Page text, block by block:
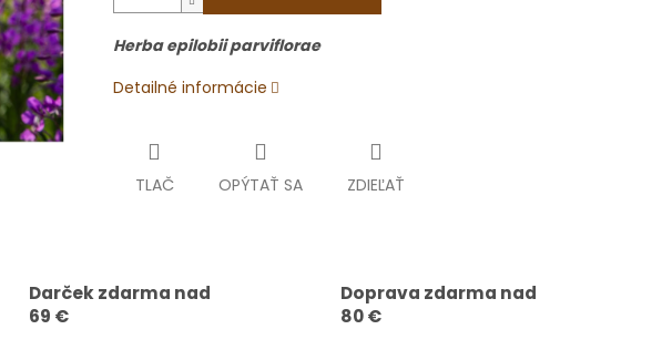
Herba epilobii parviflorae
Detailné informácie
TLAČ OPÝTAŤ SA ZDIEĽAŤ
Darček zdarma nad
69 €
Doprava zdarma nad
80 €